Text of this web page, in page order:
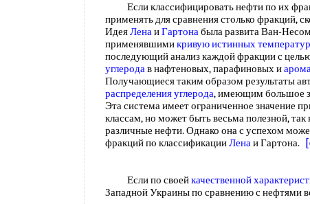
Если классифицировать нефти по их
применять для сравнения столько фракций,
ИдеяЛенаиГартонабыла развита Ван-
применявшимикривую истинных
последующий анализ каждой фракции с
углеродав нафтеновых, парафиновых и
Получающиеся таким образом результаты
распределения углерода, имеющим большое
Эта система имеет ограниченное значение
классам, но может быть весьма полезной,
различные нефти. Однако она с успехом
фракций по классификацииЛенаи Гартона.
Если по своейкачественной
Западной Украины по сравнению с нефтями